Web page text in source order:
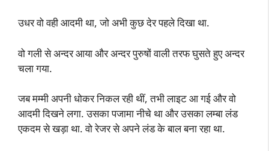
उधर वो वही आदमी था, जो अभी कुछ देर पहले दिखा था.
वो गली से अन्दर आया और अन्दर पुरुषों वाली तरफ घुसते हुए अन्दर
चला गया.
जब मम्मी अपनी धोकर निकल रही थीं, तभी लाइट आ गई और वो
आदमी दिखने लगा. उसका पजामा नीचे था और उसका लम्बा लंड
एकदम से खड़ा था. वो रेजर से अपने लंड के बाल बना रहा था.